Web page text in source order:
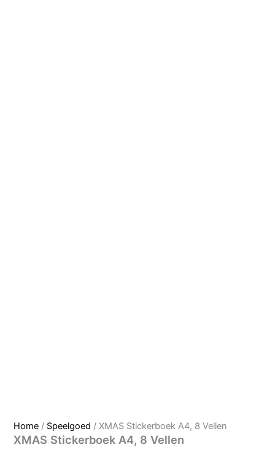
Home / Speelgoed / XMAS Stickerboek A4, 8 Vellen
XMAS Stickerboek A4, 8 Vellen